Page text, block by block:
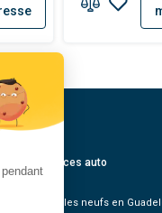
Annonces auto
Véhicules neufs en